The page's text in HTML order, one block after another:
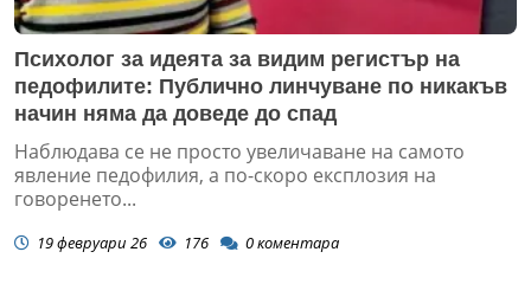
Психолог за идеята за видим регистър на
педофилите: Публично линчуване по никакъв
начин няма да доведе до спад
Наблюдава се не просто увеличаване на самото
явление педофилия, а по-скоро експлозия на
говоренето...
19 февруари 26 176 0коментара